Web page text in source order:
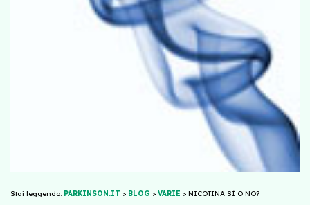
Stai leggendo: PARKINSON.IT > BLOG > VARIE > NICOTINA SÌ O NO?